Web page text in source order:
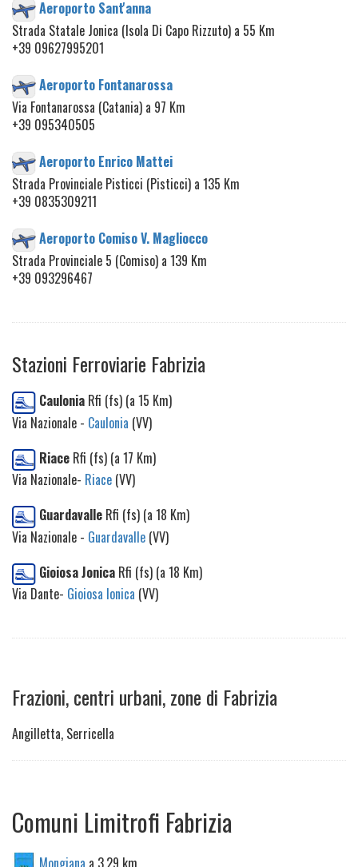
Aeroporto Sant'anna
Strada Statale Jonica (Isola Di Capo Rizzuto) a 55 Km
+39 09627995201
Aeroporto Fontanarossa
Via Fontanarossa (Catania) a 97 Km
+39 095340505
Aeroporto Enrico Mattei
Strada Provinciale Pisticci (Pisticci) a 135 Km
+39 0835309211
Aeroporto Comiso V. Magliocco
Strada Provinciale 5 (Comiso) a 139 Km
+39 093296467
Stazioni Ferroviarie Fabrizia
Caulonia Rfi (fs) (a 15 Km)
Via Nazionale - Caulonia (VV)
Riace Rfi (fs) (a 17 Km)
Via Nazionale- Riace (VV)
Guardavalle Rfi (fs) (a 18 Km)
Via Nazionale - Guardavalle (VV)
Gioiosa Jonica Rfi (fs) (a 18 Km)
Via Dante- Gioiosa Ionica (VV)
Frazioni, centri urbani, zone di Fabrizia
Angilletta, Serricella
Comuni Limitrofi Fabrizia
Mongiana a 3,29 km